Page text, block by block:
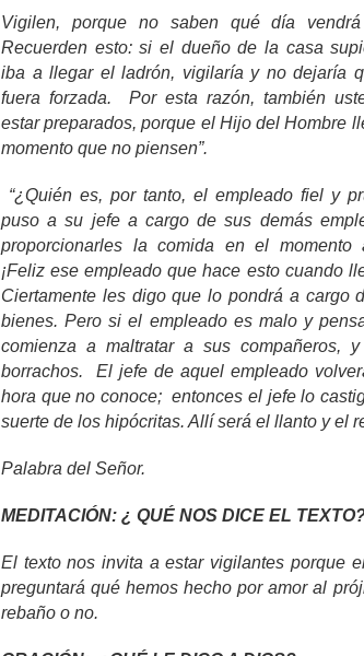
Vigilen, porque no saben qué día
Recuerden esto: si el dueño de la casa
iba a llegar el ladrón, vigilaría y no dejaría
fuera forzada. Por esta razón, también
estar preparados, porque el Hijo del Hombre
momento que no piensen”.
“¿Quién es, por tanto, el empleado fiel y
puso a su jefe a cargo de sus demás
proporcionarles la comida en el momento
¡Feliz ese empleado que hace esto cuando
Ciertamente les digo que lo pondrá a cargo
bienes. Pero si el empleado es malo y
comienza a maltratar a sus
borrachos. El jefe de aquel empleado
hora que no conoce; entonces el jefe lo
suerte de los hipócritas. Allí será el llanto y el
Palabra del Señor.
MEDITACIÓN: ¿ QUÉ NOS DICE EL
El texto nos invita a estar vigilantes porque
preguntará qué hemos hecho por amor al
rebaño o no.